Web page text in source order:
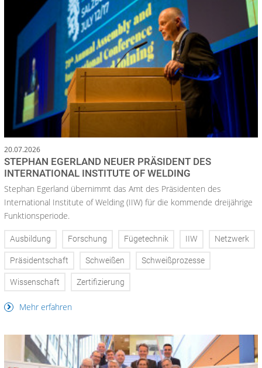
20.07.2026
STEPHAN EGERLAND NEUER PRÄSIDENT DES
INTERNATIONAL INSTITUTE OF WELDING
Stephan Egerland übernimmt das Amt des Präsidenten des
International Institute of Welding (IIW) für die kommende dreijährige
Funktionsperiode.
Ausbildung Forschung Fügetechnik IIW Netzwerk
Präsidentschaft Schweißen Schweißprozesse
Wissenschaft Zertifizierung
Mehr erfahren